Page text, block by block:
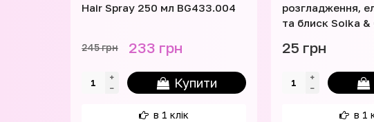
Hair Spray 250 мл BG433.004
245 грн 233 грн
Купити
в 1 клік
розгладження,
та блиск Soika &
25 грн
в 1